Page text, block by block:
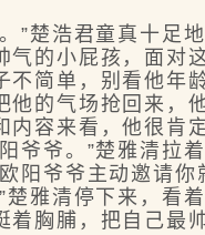
浩君童真十足地
的小屁孩，面对
单，别看他年龄
气场抢回来，他
内容来看，他很肯
爷。”楚雅清拉着
阳爷爷主动邀请
雅清停下来，看着
脯，把自己最帅